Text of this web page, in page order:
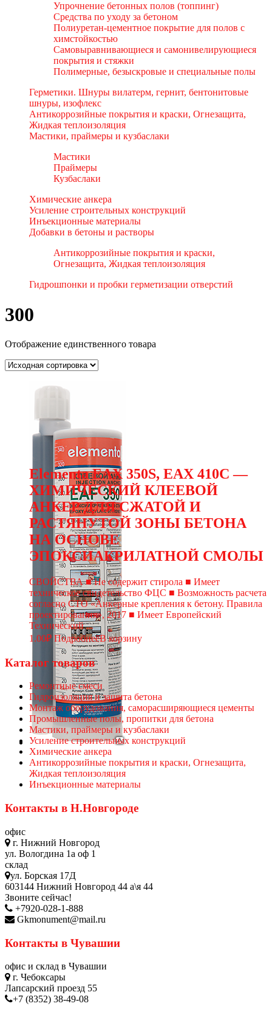
Упрочнение бетонных полов (топпинг)
Средства по уходу за бетоном
Полиуретан-цементное покрытие для полов с
химстойкостью
Самовыравнивающиеся и самонивелирующиеся
покрытия и стяжки
Полимерные, безыскровые и специальные полы
Герметики. Шнуры вилатерм, гернит, бентонитовые
шнуры, изофлекс
Антикоррозийные покрытия и краски, Огнезащита,
Жидкая теплоизоляция
Мастики, праймеры и кузбаслаки
Мастики
Праймеры
Кузбаслаки
Химические анкера
Усиление строительных конструкций
Инъекционные материалы
Добавки в бетоны и растворы
Антикоррозийные покрытия и краски,
Огнезащита, Жидкая теплоизоляция
Гидрошпонки и пробки герметизации отверстий
300
Отображение единственного товара
Elementa EАХ 350S, EAХ 410C —
ХИМИЧЕСКИЙ КЛЕЕВОЙ
АНКЕР ДЛЯ СЖАТОЙ И
РАСТЯНУТОЙ ЗОНЫ БЕТОНА
НА ОСНОВЕ
ЭПОКСИАКРИЛАТНОЙ СМОЛЫ
СВОЙСТВА ■ Не содержит стирола ■ Имеет
техническое свидетельство ФЦС ■ Возможность расчета
согласно СТО «Анкерные крепления к бетону. Правила
проектирования», 2017 ■ Имеет Европейский
Технический ...
1.00₽ ПодробнееВ корзину
Каталог товаров
Ремонтные смеси
Гидроизоляция и защита бетона
Монтаж оборудования, саморасширяющиеся цементы
Промышленные полы, пропитки для бетона
Мастики, праймеры и кузбаслаки
Усиление строительных конструкций
Химические анкера
Антикоррозийные покрытия и краски, Огнезащита,
Жидкая теплоизоляция
Инъекционные материалы
Контакты в Н.Новгороде
офис
г. Нижний Новгород
ул. Вологдина 1а оф 1
склад
ул. Борская 17Д
603144 Нижний Новгород 44 а\я 44
Звоните сейчас!
+7920-028-1-888
Gkmonument@mail.ru
Контакты в Чувашии
офис и склад в Чувашии
г. Чебоксары
Лапсарский проезд 55
+7 (8352) 38-49-08